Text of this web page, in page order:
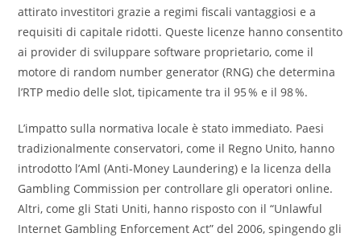
attirato investitori grazie a regimi fiscali vantaggiosi e a
requisiti di capitale ridotti. Queste licenze hanno consentito
ai provider di sviluppare software proprietario, come il
motore di random number generator (RNG) che determina
l’RTP medio delle slot, tipicamente tra il 95 % e il 98 %.
L’impatto sulla normativa locale è stato immediato. Paesi
tradizionalmente conservatori, come il Regno Unito, hanno
introdotto l’Aml (Anti‑Money Laundering) e la licenza della
Gambling Commission per controllare gli operatori online.
Altri, come gli Stati Uniti, hanno risposto con il “Unlawful
Internet Gambling Enforcement Act” del 2006, spingendo gli